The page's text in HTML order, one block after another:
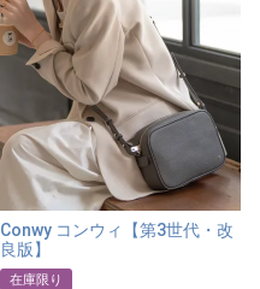
Conwy コンウィ【第3世代・改
良版】
在庫限り